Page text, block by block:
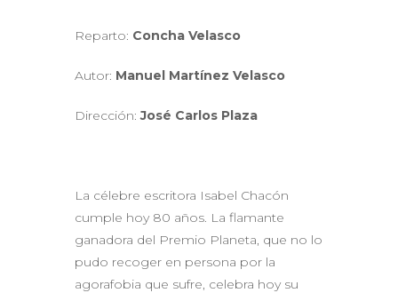
Reparto: Concha Velasco
Autor: Manuel Martínez Velasco
Dirección: José Carlos Plaza
La célebre escritora Isabel Chacón
cumple hoy 80 años. La flamante
ganadora del Premio Planeta, que no lo
pudo recoger en persona por la
agorafobia que sufre, celebra hoy su